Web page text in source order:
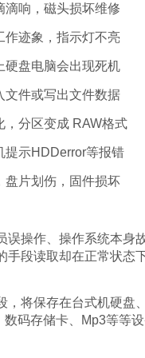
滴响，磁头损坏维修
作迹象，指示灯不亮
硬盘电脑会出现死机
文件或写出文件数据
，分区变成 RAW格式
提示HDDerror等报错
盘片划伤，固件损坏
操作、操作系统本身
手段读取却在正常状态
将保存在台式机硬盘
码存储卡、Mp3等等